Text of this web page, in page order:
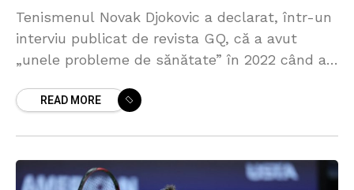
Tenismenul Novak Djokovic a declarat, într-un
interviu publicat de revista GQ, că a avut
„unele probleme de sănătate” în 2022 când a
înainte să
READ MORE